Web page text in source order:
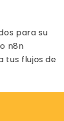
para su
n8n
tus flujos de